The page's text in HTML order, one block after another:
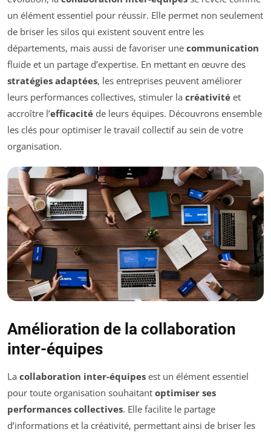
un élément essentiel pour réussir. Elle permet non seulement
de briser les silos qui existent souvent entre les
départements, mais aussi de favoriser une communication
fluide et un partage d’expertise. En mettant en œuvre des
stratégies adaptées, les entreprises peuvent améliorer
leurs performances collectives, stimuler la créativité et
accroître l’efficacité de leurs équipes. Découvrons ensemble
les clés pour optimiser le travail collectif au sein de votre
organisation.
Amélioration de la collaboration
inter-équipes
La collaboration inter-équipes est un élément essentiel
pour toute organisation souhaitant optimiser ses
performances collectives. Elle facilite le partage
d’informations et la créativité, permettant ainsi de briser les